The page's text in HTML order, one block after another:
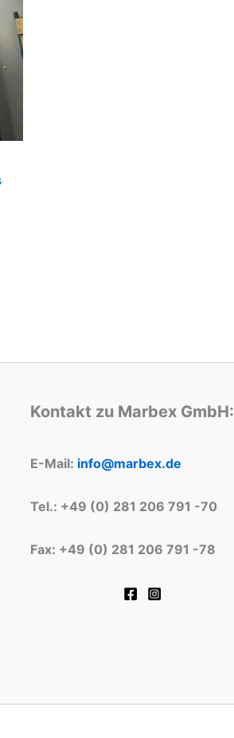
Kontakt zu Marbex GmbH:
E-Mail: info@marbex.de
Tel.: +49 (0) 281 206 791 -70
Fax: +49 (0) 281 206 791 -78